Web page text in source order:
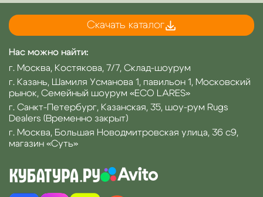
Скачать каталог
Нас можно найти:
г. Москва, Костякова, 7/7, Склад-шоурум
г. Казань, Шамиля Усманова 1, павильон 1, Московский
рынок, Семейный шоурум «ECO LARES»
г. Санкт-Петербург, Казанская, 35, шоу-рум Rugs
Dealers (Временно закрыт)
г. Москва, Большая Новодмитровская улица, 36 с9,
магазин «Суть»